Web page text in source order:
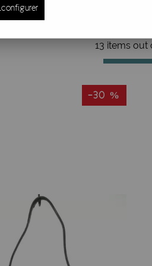
13 items out
-30 %